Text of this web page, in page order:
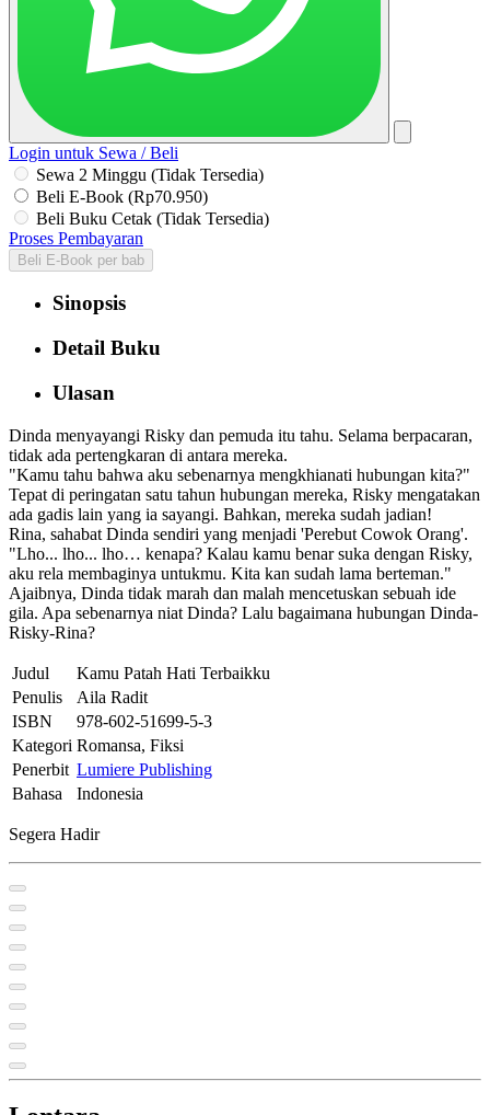
Login untuk Sewa / Beli
Sewa 2 Minggu (Tidak Tersedia)
Beli E-Book (Rp70.950)
Beli Buku Cetak (Tidak Tersedia)
Proses Pembayaran
Beli E-Book per bab
Sinopsis
Detail Buku
Ulasan
Dinda menyayangi Risky dan pemuda itu tahu. Selama berpacaran,
tidak ada pertengkaran di antara mereka.
"Kamu tahu bahwa aku sebenarnya mengkhianati hubungan kita?"
Tepat di peringatan satu tahun hubungan mereka, Risky mengatakan
ada gadis lain yang ia sayangi. Bahkan, mereka sudah jadian!
Rina, sahabat Dinda sendiri yang menjadi 'Perebut Cowok Orang'.
"Lho... lho... lho… kenapa? Kalau kamu benar suka dengan Risky,
aku rela membaginya untukmu. Kita kan sudah lama berteman."
Ajaibnya, Dinda tidak marah dan malah mencetuskan sebuah ide
gila. Apa sebenarnya niat Dinda? Lalu bagaimana hubungan Dinda-
Risky-Rina?
Judul
Kamu Patah Hati Terbaikku
Penulis
Aila Radit
ISBN
978-602-51699-5-3
Kategori Romansa, Fiksi
Penerbit Lumiere Publishing
Bahasa
Indonesia
Segera Hadir